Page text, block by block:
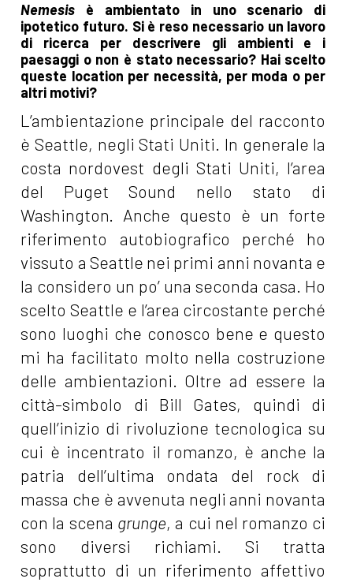
Nemesis è ambientato in uno scenario di
ipotetico futuro. Si è reso necessario un lavoro
di ricerca per descrivere gli ambienti e i
paesaggi o non è stato necessario? Hai scelto
queste location per necessità, per moda o per
altri motivi?
L’ambientazione principale del racconto
è Seattle, negli Stati Uniti. In generale la
costa nordovest degli Stati Uniti, l’area
del Puget Sound nello stato di
Washington. Anche questo è un forte
riferimento autobiografico perché ho
vissuto a Seattle nei primi anni novanta e
la considero un po’ una seconda casa. Ho
scelto Seattle e l’area circostante perché
sono luoghi che conosco bene e questo
mi ha facilitato molto nella costruzione
delle ambientazioni. Oltre ad essere la
città-simbolo di Bill Gates, quindi di
quell’inizio di rivoluzione tecnologica su
cui è incentrato il romanzo, è anche la
patria dell’ultima ondata del rock di
massa che è avvenuta negli anni novanta
con la scena grunge, a cui nel romanzo ci
sono diversi richiami. Si tratta
soprattutto di un riferimento affettivo